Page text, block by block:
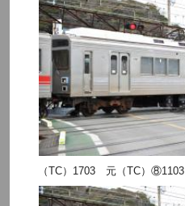
（TC）1703 元（TC）⑧1103